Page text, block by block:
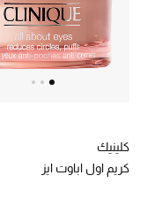
ما وصلنا حديثاً
ركن أناقة المنتجعات
جميع إصدارتنا النسائية
كلينيك
كريم اول اباوت ايز